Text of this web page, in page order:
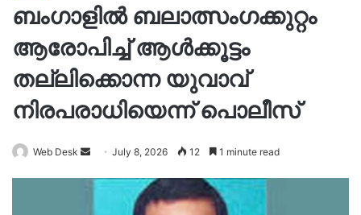
ബംഗാളില്‍ ബലാത്സംഗക്കുറ്റം
ആരോപിച്ച് ആള്‍ക്കൂട്ടം
തല്ലിക്കൊന്ന യുവാവ്
നിരപരാധിയെന്ന് പൊലീസ്
Web Desk
SendJuly 8, 2026 12 1 minute read